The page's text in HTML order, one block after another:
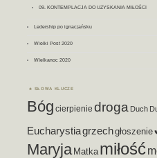
09. KONTEMPLACJA DO UZYSKANIA MIŁOŚCI
Ledership po ignacjańsku
Wielki Post 2020
WIelkanoc 2020
SŁOWA KLUCZE
Bóg cierpienie droga Duch
Eucharystiagrzechgłoszenie
Maryja Matkamiłość